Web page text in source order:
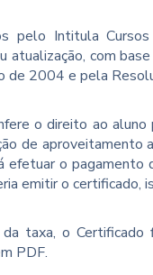
pelo Intitula
atualização, com
de 2004 e pela
o direito ao
de
efetuar o
emitir o certificado,
taxa, o Certificado
PDF.